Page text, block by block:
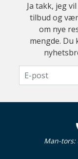
Ja takk, jeg
tilbud og
om nye
mengde. Du
Man-tors: